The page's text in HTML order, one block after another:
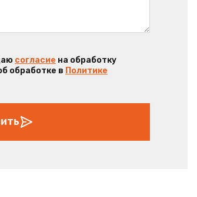
согласие на обработку
обработке в Политике